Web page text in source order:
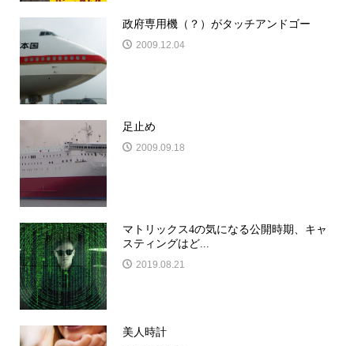
政府専用機（？）がタッチアンドゴー
2009.12.04
足止め
2009.09.18
マトリックス4の気になる公開時期、キャ
スティングはど...
2019.08.21
美人時計